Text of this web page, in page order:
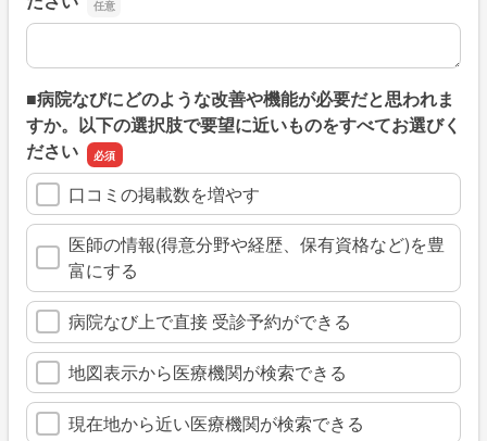
上記のように回答された具体的な理由があればご記入くだ
■病院なびにどのような改善や機能が必要だと思われま
すか。以下の選択肢で要望に近いものをすべてお選びく
ださい
口コミの掲載数を増やす
医師の情報(得意分野や経歴、保有資格など)を豊
富にする
病院なび上で直接 受診予約ができる
地図表示から医療機関が検索できる
現在地から近い医療機関が検索できる